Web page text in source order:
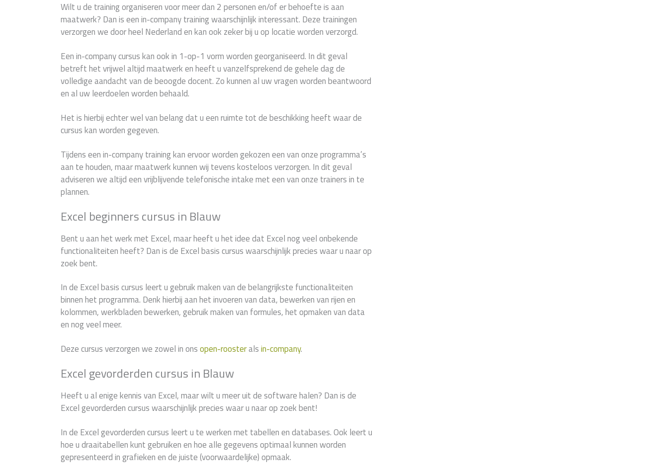
Wilt u de training organiseren voor meer dan 2 personen en/of er behoefte is aan
maatwerk? Dan is een in-company training waarschijnlijk interessant. Deze trainingen
verzorgen we door heel Nederland en kan ook zeker bij u op locatie worden verzorgd.
Een in-company cursus kan ook in 1-op-1 vorm worden georganiseerd. In dit geval
betreft het vrijwel altijd maatwerk en heeft u vanzelfsprekend de gehele dag de
volledige aandacht van de beoogde docent. Zo kunnen al uw vragen worden beantwoord
en al uw leerdoelen worden behaald.
Het is hierbij echter wel van belang dat u een ruimte tot de beschikking heeft waar de
cursus kan worden gegeven.
Tijdens een in-company training kan ervoor worden gekozen een van onze programma’s
aan te houden, maar maatwerk kunnen wij tevens kosteloos verzorgen. In dit geval
adviseren we altijd een vrijblijvende telefonische intake met een van onze trainers in te
plannen.
Excel beginners cursus in Blauw
Bent u aan het werk met Excel, maar heeft u het idee dat Excel nog veel onbekende
functionaliteiten heeft? Dan is de Excel basis cursus waarschijnlijk precies waar u naar op
zoek bent.
In de Excel basis cursus leert u gebruik maken van de belangrijkste functionaliteiten
binnen het programma. Denk hierbij aan het invoeren van data, bewerken van rijen en
kolommen, werkbladen bewerken, gebruik maken van formules, het opmaken van data
en nog veel meer.
Deze cursus verzorgen we zowel in onsopen-roosteralsin-company.
Excel gevorderden cursus in Blauw
Heeft u al enige kennis van Excel, maar wilt u meer uit de software halen? Dan is de
Excel gevorderden cursus waarschijnlijk precies waar u naar op zoek bent!
In de Excel gevorderden cursus leert u te werken met tabellen en databases. Ook leert u
hoe u draaitabellen kunt gebruiken en hoe alle gegevens optimaal kunnen worden
gepresenteerd in grafieken en de juiste (voorwaardelijke) opmaak.